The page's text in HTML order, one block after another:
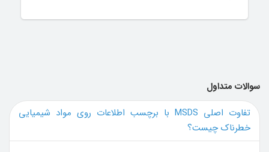
سوالات متداول
تفاوت اصلی MSDS با برچسب اطلاعات روی مواد شیمیایی
خطرناک چیست؟